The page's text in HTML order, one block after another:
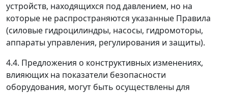
устройств, находящихся под давлением, но на
которые не распространяются указанные Правила
(силовые гидроцилиндры, насосы, гидромоторы,
аппараты управления, регулирования и защиты).
4.4. Предложения о конструктивных изменениях,
влияющих на показатели безопасности
оборудования, могут быть осуществлены для